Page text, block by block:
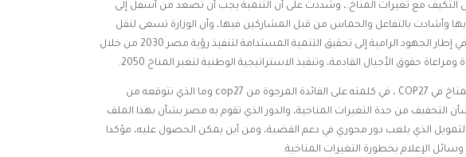
التكيف مع تغيرات المناخ.، وشددت على أن التنمية يجب أن تصعد من أسفل إلى
وأشادت بالتفاعل والحماس من قبل المشاركين فيها، وأن الوزارة تسعى لنقل
التجربة المصرية اقليميا ودوليا، وذلك في إطار الجهود الرامية إلى تحقيق التنمية المستدامة لتنفيذ رؤية مصر 2030 من خلال
حقوق الأجيال القادمة، وتنفيذ الاستراتيجية الوطنية لتغير المناخ 2050.
وأكد الدكتور محمود محيي الدين، رائد المناخ في COP27 ، في كلمته على الفائدة المرجوة من cop27 وما الذي نتوقعه من
التخفيف من حدة التغيرات المناخية، والدور الذي تقوم به مصر بشأن بهذا الملف
الذي يلعب دور محوري في دعم القضية، ومن أين يمكن الحصول عليه، مؤكدا
الإعلام بخطورة التغيرات المناخية.